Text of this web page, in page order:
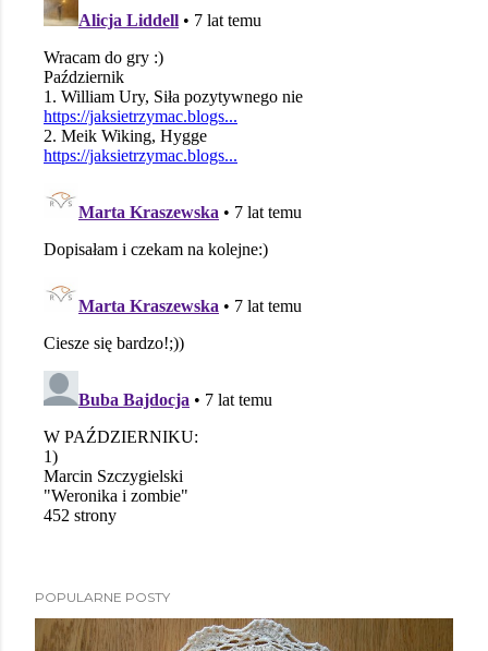
POPULARNE POSTY